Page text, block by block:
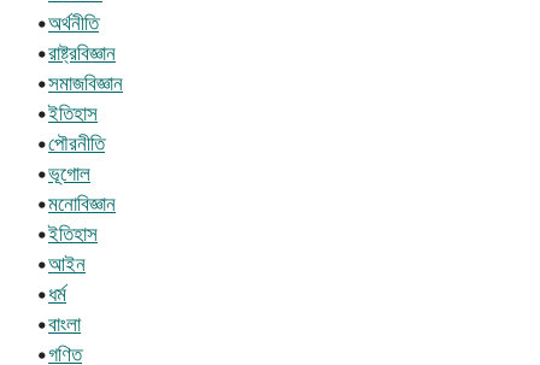
•অর্থনীতি
•রাষ্ট্রবিজ্ঞান
•সমাজবিজ্ঞান
•ইতিহাস
•পৌরনীতি
•ভূগোল
•মনোবিজ্ঞান
•ইতিহাস
•আইন
•ধর্ম
•বাংলা
•গণিত